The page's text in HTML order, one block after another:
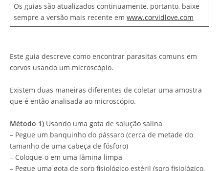
Os guias são atualizados continuamente, portanto, baixe
sempre a versão mais recente em www.corvidlove.com
Este guia descreve como encontrar parasitas comuns em
corvos usando um microscópio.
Existem duas maneiras diferentes de coletar uma amostra
que é então analisada ao microscópio.
Método 1) Usando uma gota de solução salina
– Pegue um banquinho do pássaro (cerca de metade do
tamanho de uma cabeça de fósforo)
– Coloque-o em uma lâmina limpa
– Pegue uma gota de soro fisiológico estéril (soro fisiológico,